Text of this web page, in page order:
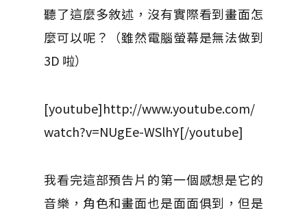
聽了這麼多敘述，沒有實際看到畫面怎
麼可以呢？（雖然電腦螢幕是無法做到
3D 啦）
[youtube]http://www.youtube.com/
watch?v=NUgEe-WSlhY[/youtube]
我看完這部預告片的第一個感想是它的
音樂，角色和畫面也是面面俱到，但是